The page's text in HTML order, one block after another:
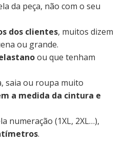
da peça, não com o seu
dos clientes, muitos dizem
ou grande.
ou que tenham
saia ou roupa muito
a medida da cintura e
numeração (1XL, 2XL…),
.